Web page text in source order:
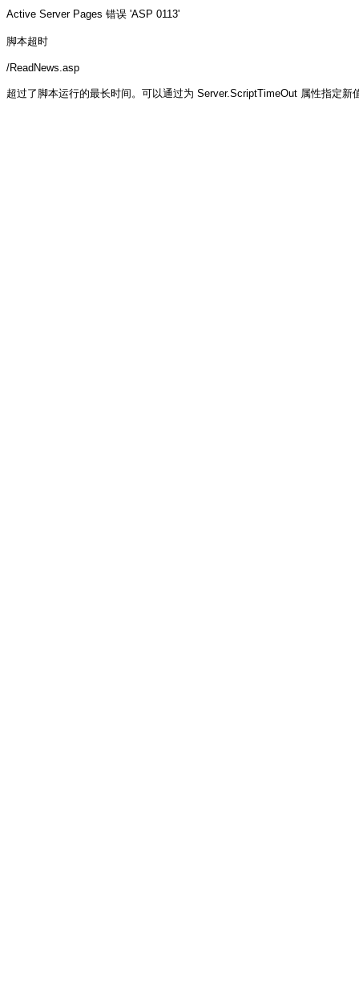
Active Server Pages 错误 'ASP 0113'
脚本超时
/ReadNews.asp
超过了脚本运行的最长时间。可以通过为 Server.ScriptTimeOut 属性指定